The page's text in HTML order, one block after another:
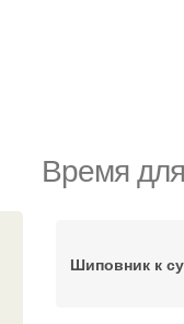
Время
Шиповник к